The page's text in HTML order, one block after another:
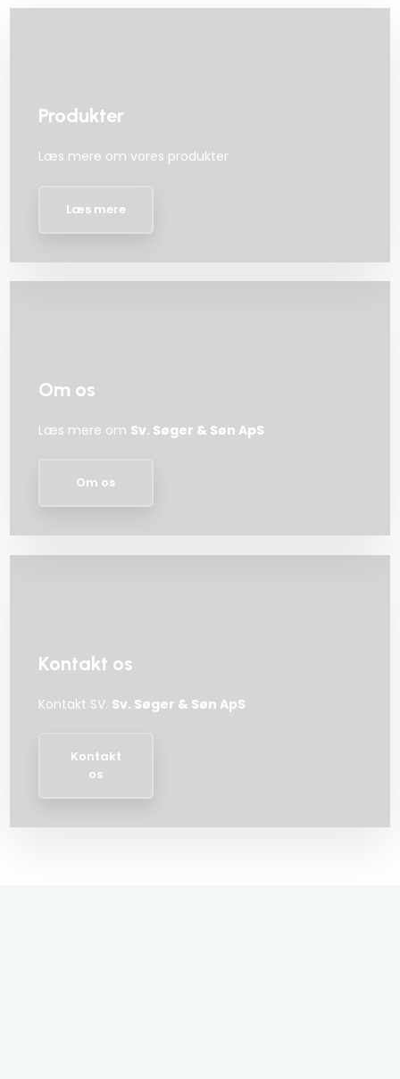
Produkter
Læs mere om vores produkter​
Læs mere​
Om os
Læs mere om Sv. Søger & Søn ApS
Om os
Kontakt os
Kontakt SV. Sv. Søger & Søn ApS
Kontakt
os